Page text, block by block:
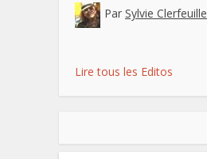
Par Sylvie Clerfeuille
Lire tous les Editos